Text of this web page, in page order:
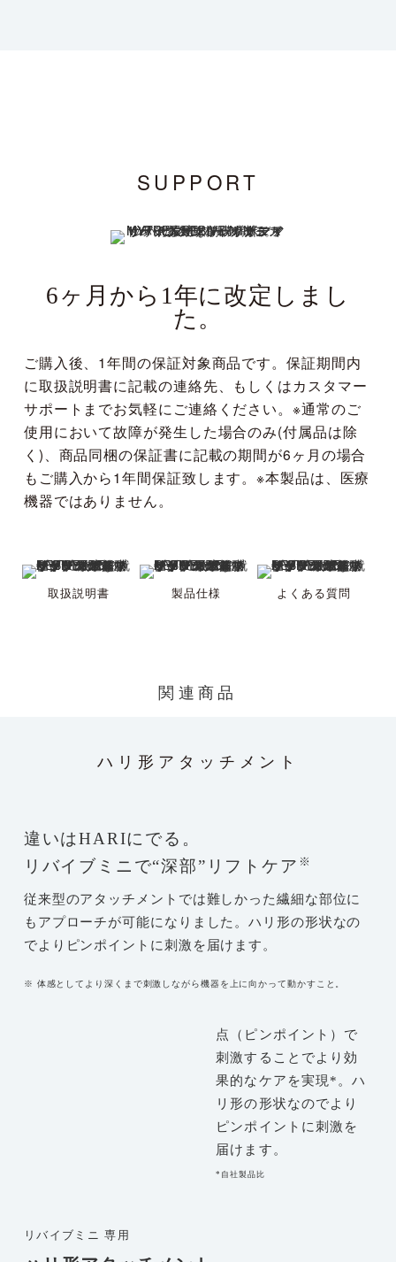
SUPPORT
6ヶ月から1年に改定しまし
た。
ご購入後、1年間の保証対象商品です。保証期間内
に取扱説明書に記載の連絡先、もしくはカスタマー
サポートまでお気軽にご連絡ください。※通常のご
使用において故障が発生した場合のみ(付属品は除
く)、商品同梱の保証書に記載の期間が6ヶ月の場合
もご購入から1年間保証致します。※本製品は、医療
機器ではありません。
取扱説明書 製品仕様 よくある質問
関連商品
ハリ形アタッチメント
違いはHARIにでる。
リバイブミニで“深部”リフトケア ※
従来型のアタッチメントでは難しかった繊細な部位に
もアプローチが可能になりました。ハリ形の形状なの
でよりピンポイントに刺激を届けます。
※ 体感としてより深くまで刺激しながら機器を上に向かって動かすこと。
点（ピンポイント）で
刺激することでより効
果的なケアを実現*。ハ
リ形の形状なのでより
ピンポイントに刺激を
届けます。
*自社製品比
リバイブミニ 専用